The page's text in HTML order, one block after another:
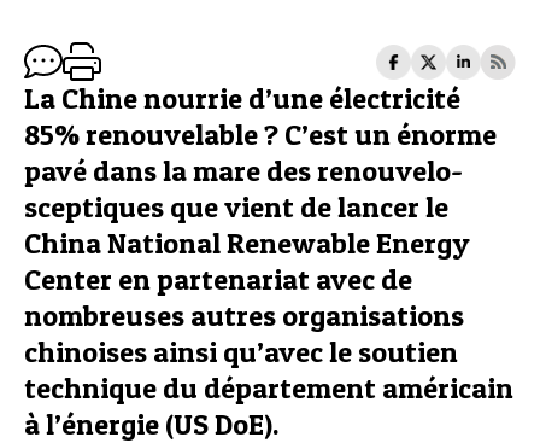
La Chine nourrie d’une électricité
85% renouvelable ? C’est un énorme
pavé dans la mare des renouvelo-
sceptiques que vient de lancer le
China National Renewable Energy
Center en partenariat avec de
nombreuses autres organisations
chinoises ainsi qu’avec le soutien
technique du département américain
à l’énergie (US DoE).